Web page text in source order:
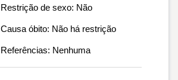
Restrição de sexo: Não
Causa óbito: Não há restrição
Referências: Nenhuma